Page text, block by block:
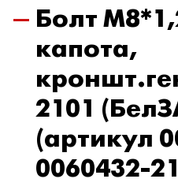
Болт
капота,
2101
(артикул
0060432-